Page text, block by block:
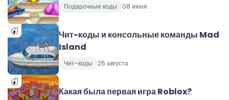
Подарочные коды 08 июня
Чит-коды и консольные команды Mad
Island
Чит-коды 26 августа
Какая была первая игра Roblox?